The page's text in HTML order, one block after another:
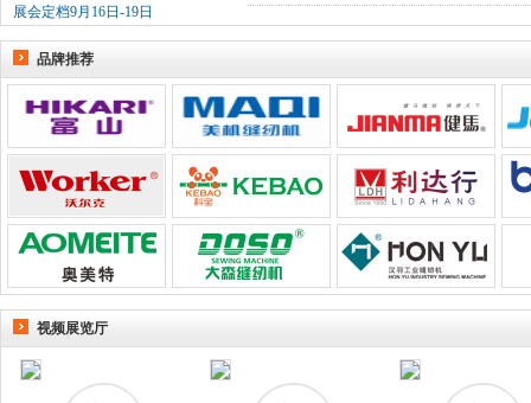
展会定档9月16日-19日
品牌推荐
视频展览厅